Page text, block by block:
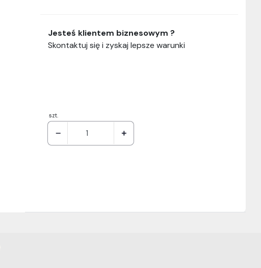
szt.
Jesteś klientem biznesowym ?
Skontaktuj się i zyskaj lepsze warunki